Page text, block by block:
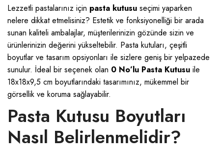
Lezzetli pastalarınız için pasta kutusu seçimi yaparken
nelere dikkat etmelisiniz? Estetik ve fonksiyonelliği bir arada
sunan kaliteli ambalajlar, müşterilerinizin gözünde sizin ve
ürünlerinizin değerini yükseltebilir. Pasta kutuları, çeşitli
boyutlar ve tasarım opsiyonları ile sizlere geniş bir yelpazede
sunulur. İdeal bir seçenek olan 0 No’lu Pasta Kutusu ile
18x18x9,5 cm boyutlarındaki tasarımınız, mükemmel bir
görsellik ve koruma sağlayabilir.
Pasta Kutusu Boyutları
Nasıl Belirlenmelidir?